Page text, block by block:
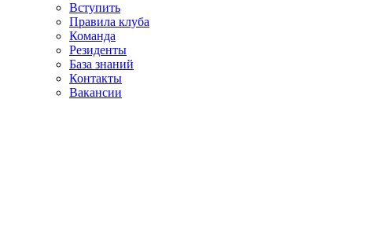
Вступить
Правила клуба
Команда
Резиденты
База знаний
Контакты
Вакансии